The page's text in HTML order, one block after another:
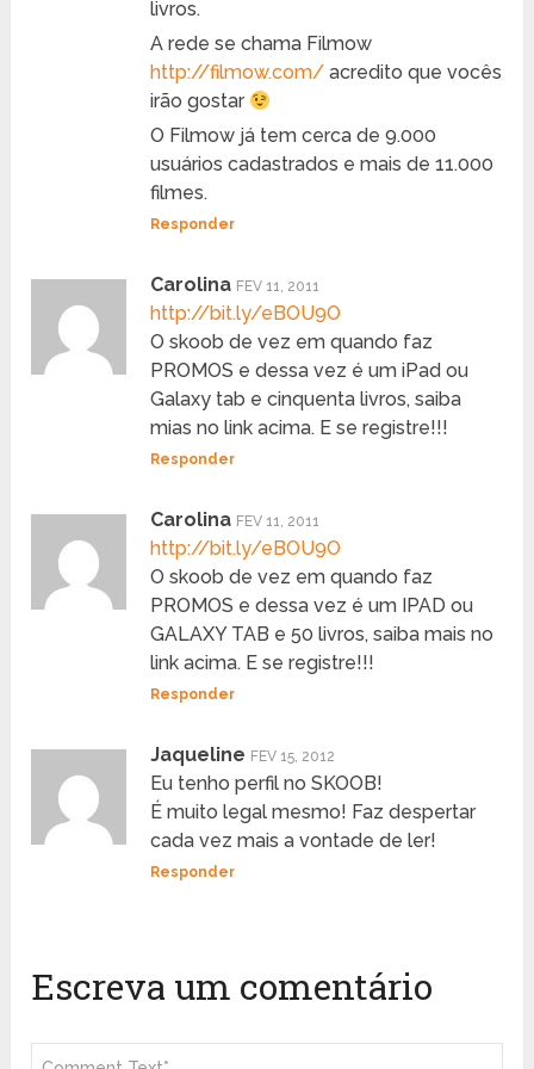
livros.
A rede se chama Filmow
http://filmow.com/ acredito que vocês
irão gostar
O Filmow já tem cerca de 9.000
usuários cadastrados e mais de 11.000
filmes.
Responder
Carolina FEV 11, 2011
http://bit.ly/eBOU9O
O skoob de vez em quando faz
PROMOS e dessa vez é um iPad ou
Galaxy tab e cinquenta livros, saiba
mias no link acima. E se registre!!!
Responder
Carolina FEV 11, 2011
http://bit.ly/eBOU9O
O skoob de vez em quando faz
PROMOS e dessa vez é um IPAD ou
GALAXY TAB e 50 livros, saiba mais no
link acima. E se registre!!!
Responder
Jaqueline FEV 15, 2012
Eu tenho perfil no SKOOB!
É muito legal mesmo! Faz despertar
cada vez mais a vontade de ler!
Responder
Escreva um comentário